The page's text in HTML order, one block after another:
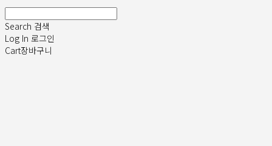
Search 검색
Log In 로그인
Cart장바구니